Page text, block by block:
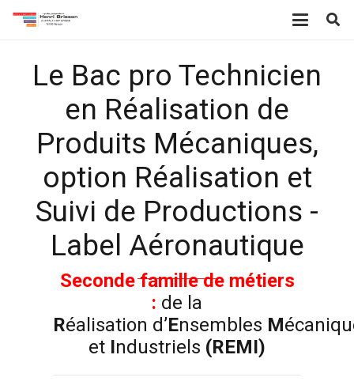
Le Bac pro Technicien
en Réalisation de
Produits Mécaniques,
option Réalisation et
Suivi de Productions -
Label Aéronautique
Seconde famille de métiers
: de la
Réalisation d’Ensembles M
et Industriels (REMI)